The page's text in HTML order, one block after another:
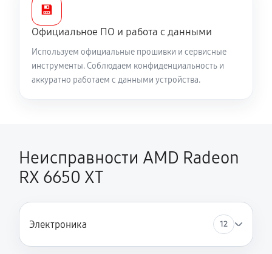
💾
Официальное ПО и работа с данными
Используем официальные прошивки и сервисные
инструменты. Соблюдаем конфиденциальность и
аккуратно работаем с данными устройства.
Неисправности AMD Radeon
RX 6650 XT
Электроника 12